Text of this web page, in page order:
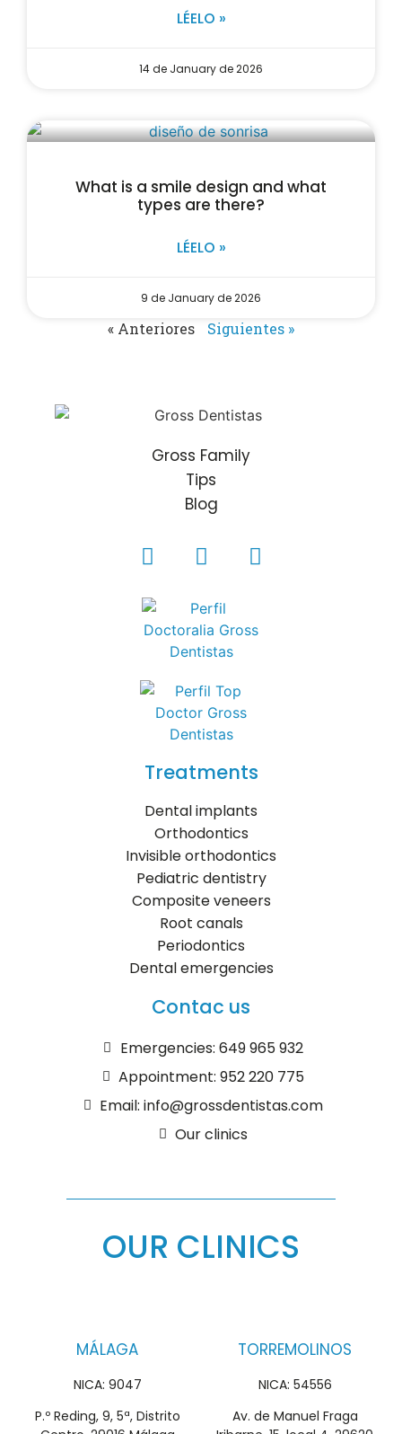
LÉELO »
14 de January de 2026
What is a smile design and what
types are there?
LÉELO »
9 de January de 2026
« Anteriores Siguientes »
Gross Family
Tips
Blog
Treatments
Dental implants
Orthodontics
Invisible orthodontics
Pediatric dentistry
Composite veneers
Root canals
Periodontics
Dental emergencies
Contac us
Emergencies: 649 965 932
Appointment: 952 220 775
Email: info@grossdentistas.com
Our clinics
OUR CLINICS
MÁLAGA
NICA: 9047
P.º Reding, 9, 5ª, Distrito
TORREMOLINOS
NICA: 54556
Av. de Manuel Fraga